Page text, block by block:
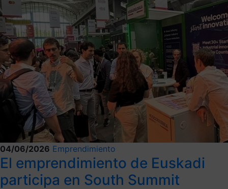
04/06/2026 Emprendimiento
El emprendimiento de Euskadi
participa en South Summit